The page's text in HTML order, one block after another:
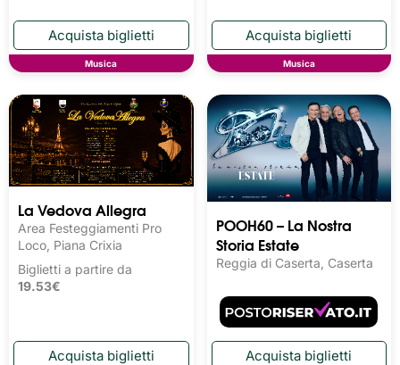
Musica Musica
La Vedova Allegra
Area Festeggiamenti Pro
Loco, Piana Crixia
Biglietti a partire da
19.53€
POOH60 – La Nostra
Storia Estate
Reggia di Caserta, Caserta